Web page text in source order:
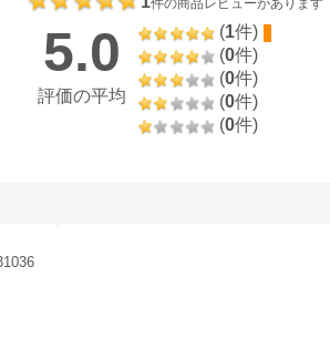
5.0
評価の平均
(1件)
(0件)
(0件)
(0件)
(0件)